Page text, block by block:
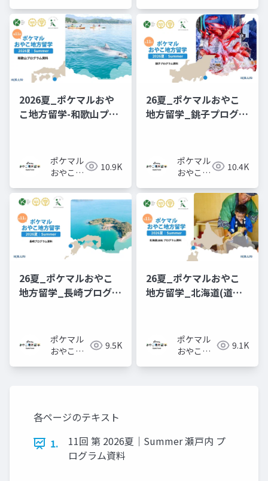
2026夏_ポケマルおや
こ地方留学-和歌山プロ
ポケマル
おやこ地
10.9K
26夏_ポケマルおやこ
地方留学_銚子プログラ
ポケマル
おやこ地
10.4K
26夏_ポケマルおやこ
地方留学_長崎プログラ
ポケマル
おやこ地
9.5K
26夏_ポケマルおやこ
地方留学_北海道(道南)
ポケマル
おやこ地
9.1K
各ページのテキスト
1.
11回 第 2026夏｜Summer 瀬⼾内 プ
ログラム資料